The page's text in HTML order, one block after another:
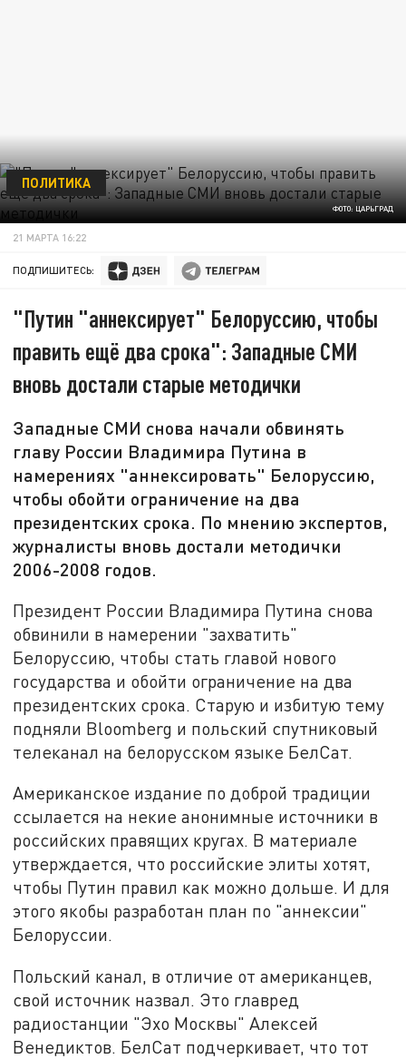
ФОТО: ЦАРЬГРАД
ПОЛИТИКА
21 МАРТА 16:22
ПОДПИШИТЕСЬ:
"Путин "аннексирует" Белоруссию, чтобы
править ещё два срока": Западные СМИ
вновь достали старые методички
Западные СМИ снова начали обвинять
главу России Владимира Путина в
намерениях "аннексировать" Белоруссию,
чтобы обойти ограничение на два
президентских срока. По мнению экспертов,
журналисты вновь достали методички
2006-2008 годов.
Президент России Владимира Путина снова
обвинили в намерении "захватить"
Белоруссию, чтобы стать главой нового
государства и обойти ограничение на два
президентских срока. Старую и избитую тему
подняли Bloomberg и польский спутниковый
телеканал на белорусском языке БелСат.
Американское издание по доброй традиции
ссылается на некие анонимные источники в
российских правящих кругах. В материале
утверждается, что российские элиты хотят,
чтобы Путин правил как можно дольше. И для
этого якобы разработан план по "аннексии"
Белоруссии.
Польский канал, в отличие от американцев,
свой источник назвал. Это главред
радиостанции "Эхо Москвы" Алексей
Венедиктов. БелСат подчеркивает, что тот